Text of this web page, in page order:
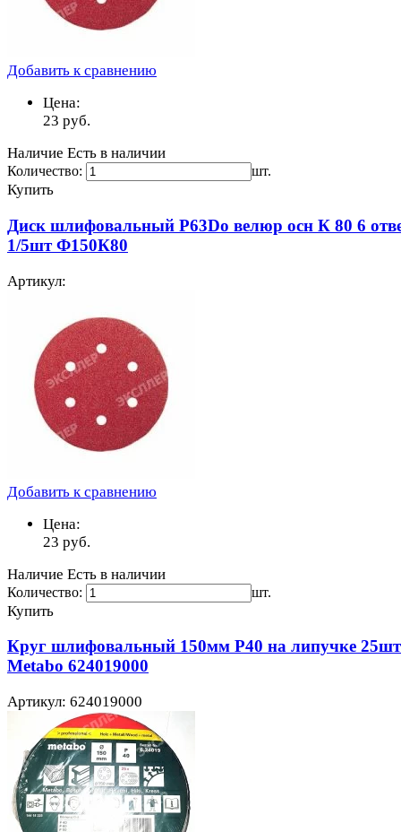
Добавить к сравнению
Цена:
23 руб.
Наличие Есть в наличии
Количество: шт.
Купить
Диск шлифовальный Р63Do велюр осн К 80 6
1/5шт Ф150К80
Артикул:
Добавить к сравнению
Цена:
23 руб.
Наличие Есть в наличии
Количество: шт.
Купить
Круг шлифовальный 150мм P40 на липучке 25шт
Metabo 624019000
Артикул: 624019000